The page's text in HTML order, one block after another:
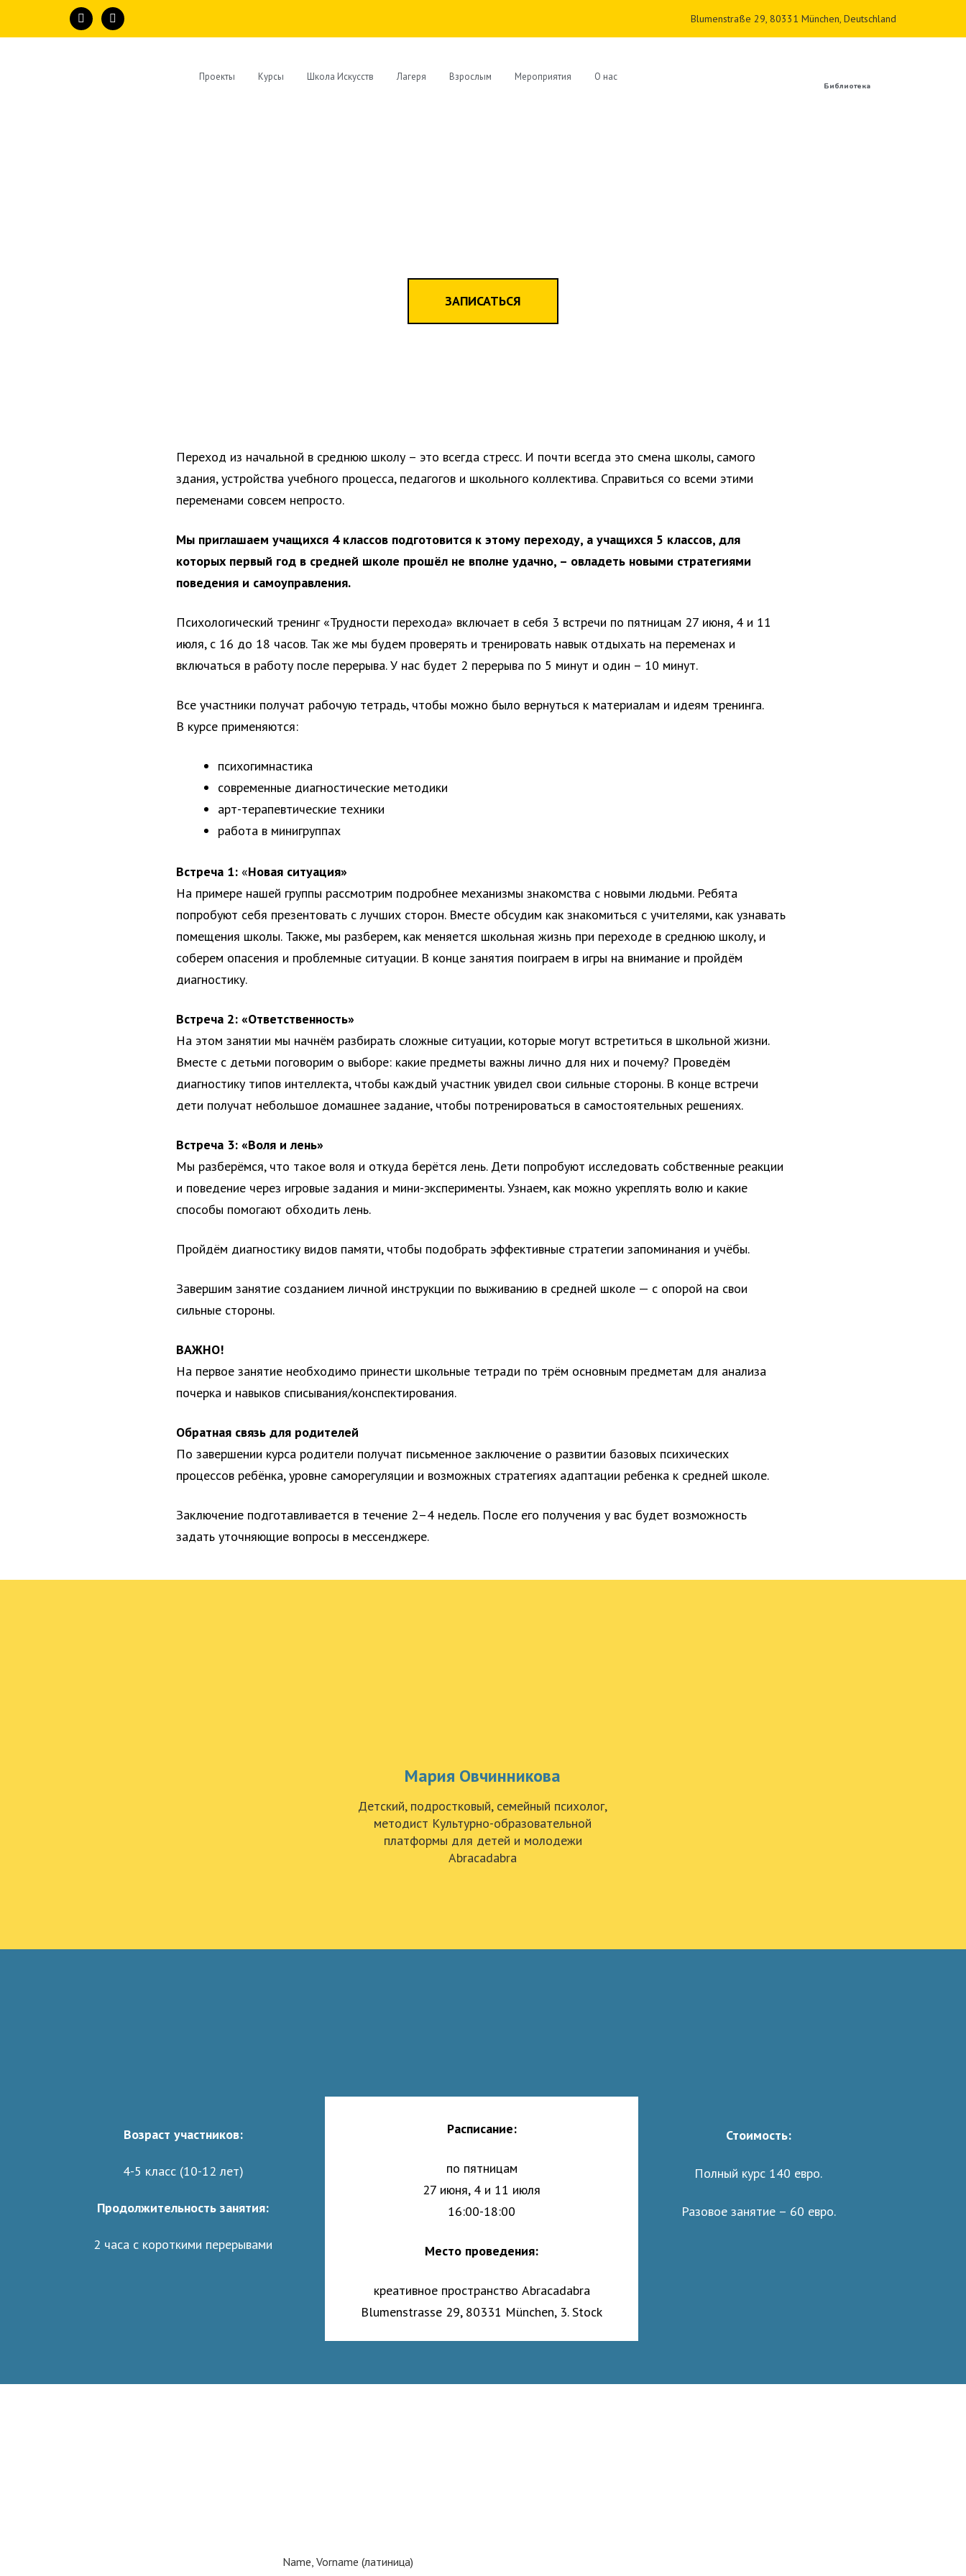
Blumenstraße 29, 80331 München, Deutschland
Проекты Курсы Школа Искусств Лагеря Взрослым Мероприятия О нас
Библиотека
ЗАПИСАТЬСЯ
Переход из начальной в среднюю школу – это всегда стресс. И почти всегда это смена школы, самого
здания, устройства учебного процесса, педагогов и школьного коллектива. Справиться со всеми этими
переменами совсем непросто.
Мы приглашаем учащихся 4 классов подготовится к этому переходу, а учащихся 5 классов, для
которых первый год в средней школе прошёл не вполне удачно, – овладеть новыми стратегиями
поведения и самоуправления.
Психологический тренинг «Трудности перехода» включает в себя 3 встречи по пятницам 27 июня, 4 и 11
июля, с 16 до 18 часов. Так же мы будем проверять и тренировать навык отдыхать на переменах и
включаться в работу после перерыва. У нас будет 2 перерыва по 5 минут и один – 10 минут.
Все участники получат рабочую тетрадь, чтобы можно было вернуться к материалам и идеям тренинга.
В курсе применяются:
психогимнастика
современные диагностические методики
арт-терапевтические техники
работа в минигруппах
Встреча 1: «Новая ситуация»
На примере нашей группы рассмотрим подробнее механизмы знакомства с новыми людьми. Ребята
попробуют себя презентовать с лучших сторон. Вместе обсудим как знакомиться с учителями, как узнавать
помещения школы. Также, мы разберем, как меняется школьная жизнь при переходе в среднюю школу, и
соберем опасения и проблемные ситуации. В конце занятия поиграем в игры на внимание и пройдём
диагностику.
Встреча 2: «Ответственность»
На этом занятии мы начнём разбирать сложные ситуации, которые могут встретиться в школьной жизни.
Вместе с детьми поговорим о выборе: какие предметы важны лично для них и почему? Проведём
диагностику типов интеллекта, чтобы каждый участник увидел свои сильные стороны. В конце встречи
дети получат небольшое домашнее задание, чтобы потренироваться в самостоятельных решениях.
Встреча 3: «Воля и лень»
Мы разберёмся, что такое воля и откуда берётся лень. Дети попробуют исследовать собственные реакции
и поведение через игровые задания и мини-эксперименты. Узнаем, как можно укреплять волю и какие
способы помогают обходить лень.
Пройдём диагностику видов памяти, чтобы подобрать эффективные стратегии запоминания и учёбы.
Завершим занятие созданием личной инструкции по выживанию в средней школе — с опорой на свои
сильные стороны.
ВАЖНО!
На первое занятие необходимо принести школьные тетради по трём основным предметам для анализа
почерка и навыков списывания/конспектирования.
Обратная связь для родителей
По завершении курса родители получат письменное заключение о развитии базовых психических
процессов ребёнка, уровне саморегуляции и возможных стратегиях адаптации ребенка к средней школе.
Заключение подготавливается в течение 2–4 недель. После его получения у вас будет возможность
задать уточняющие вопросы в мессенджере.
Мария Овчинникова
Детский, подростковый, семейный психолог,
методист Культурно-образовательной
платформы для детей и молодежи
Abracadabra
Возраст участников:
4-5 класс (10-12 лет)
Продолжительность занятия:
2 часа с короткими перерывами
Расписание:
по пятницам
27 июня, 4 и 11 июля
16:00-18:00
Место проведения:
креативное пространство Abracadabra
Blumenstrasse 29, 80331 München, 3. Stock
Стоимость:
Полный курс 140 евро.
Разовое занятие – 60 евро.
Name, Vorname (латиница)